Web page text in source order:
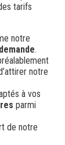
tarifs
notre
.
notre
à vos
parmi
de notre